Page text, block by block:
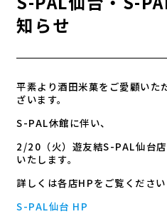
知らせ
平素より酒田米菓をご愛顧いた
ざいます。
S-PAL休館に伴い、
2/20（火）遊友結S-PAL仙台
いたします。
詳しくは各店HPをご覧ください
S-PAL仙台 HP